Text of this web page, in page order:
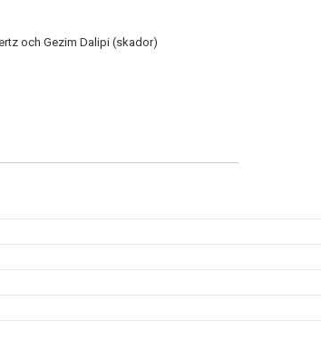
och Gezim Dalipi (skador)